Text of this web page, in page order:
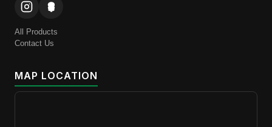
All Products
Contact Us
MAP LOCATION